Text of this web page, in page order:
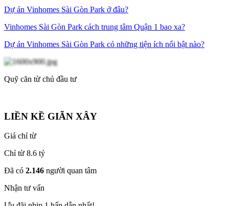
Dự án Vinhomes Sài Gòn Park ở đâu?
Vinhomes Sài Gòn Park cách trung tâm Quận 1 bao xa?
Dự án Vinhomes Sài Gòn Park có những tiện ích nổi bật nào?
Quỹ căn từ chủ đầu tư
LIỀN KỀ GIÃN XÂY
Giá chỉ từ
Chỉ từ 8.6 tỷ
Đã có 2.146 người quan tâm
Nhận tư vấn